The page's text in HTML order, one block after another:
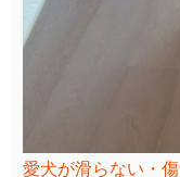
愛犬が滑らない・